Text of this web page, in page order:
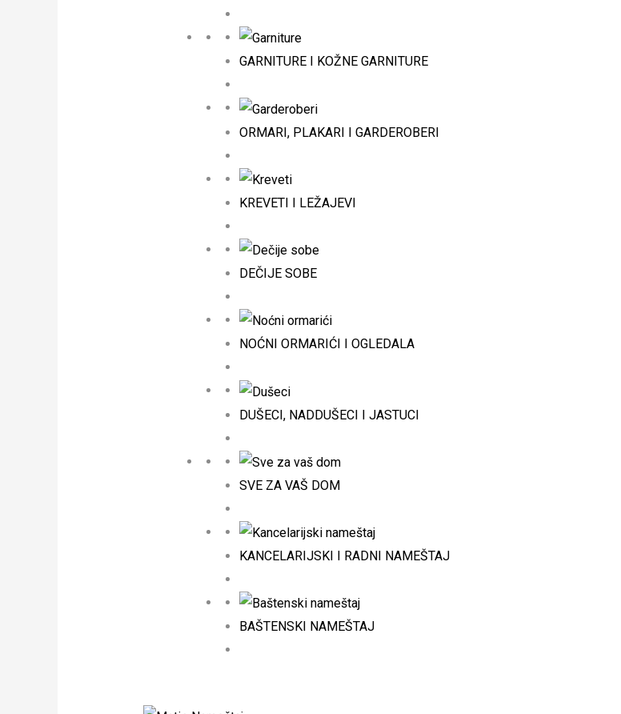
GARNITURE I KOŽNE GARNITURE
ORMARI, PLAKARI I GARDEROBERI
KREVETI I LEŽAJEVI
DEČIJE SOBE
NOĆNI ORMARIĆI I OGLEDALA
DUŠECI, NADDUŠECI I JASTUCI
SVE ZA VAŠ DOM
KANCELARIJSKI I RADNI NAMEŠTAJ
BAŠTENSKI NAMEŠTAJ